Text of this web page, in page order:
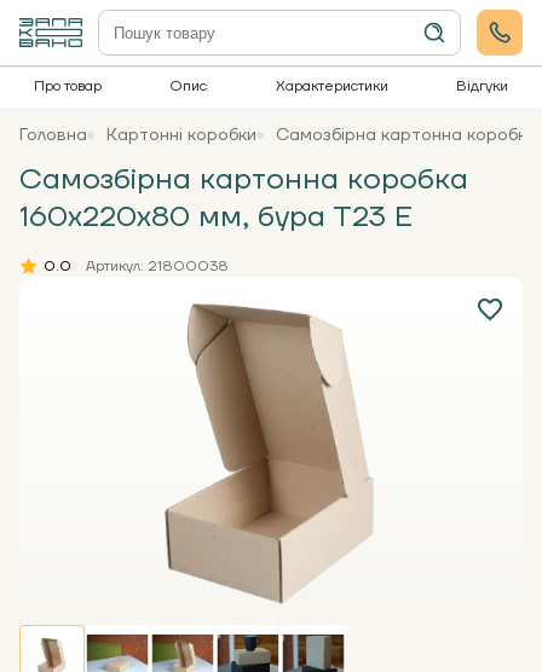
Про товар Опис Характеристики Відгуки
Головна Картонні коробки Самозбірна картонна
Самозбірна картонна коробка
160x220x80 мм, бура Т23 Е
0.0 Артикул: 21800038